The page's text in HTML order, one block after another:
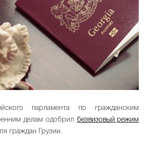
парламента по гражданским
делам одобрил безвизовый режим
граждан Грузии.